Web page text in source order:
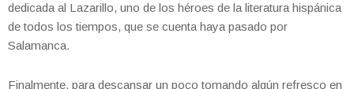
dedicada al Lazarillo, uno de los héroes de la literatura hispánica
de todos los tiempos, que se cuenta haya pasado por
Salamanca.
Finalmente, para descansar un poco tomando algún refresco en